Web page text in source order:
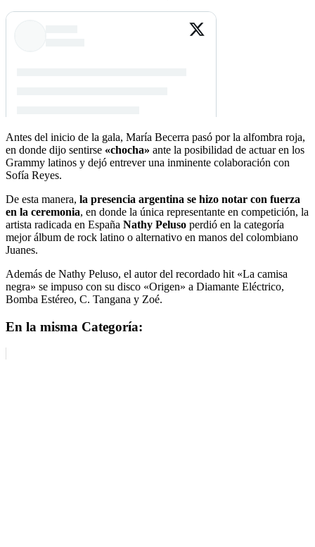
Antes del inicio de la gala, María Becerra pasó por la alfombra roja,
en donde dijo sentirse «chocha» ante la posibilidad de actuar en los
Grammy latinos y dejó entrever una inminente colaboración con
Sofía Reyes.
De esta manera, la presencia argentina se hizo notar con fuerza
en la ceremonia, en donde la única representante en competición, la
artista radicada en España Nathy Peluso perdió en la categoría
mejor álbum de rock latino o alternativo en manos del colombiano
Juanes.
Además de Nathy Peluso, el autor del recordado hit «La camisa
negra» se impuso con su disco «Origen» a Diamante Eléctrico,
Bomba Estéreo, C. Tangana y Zoé.
En la misma Categoría: